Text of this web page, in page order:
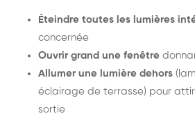
Éteindre toutes les lumières
concernée
Ouvrir grand une fenêtre
Allumer une lumière dehors
éclairage de terrasse) pour
sortie